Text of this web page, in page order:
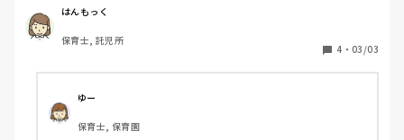
シフト数がかなり多いので、慣れるまで固定
勤務で働いてもいいと言ってもらえた
というかなり融通が効く点とやりたい事が叶
人はいいです
イプ。
士さんたちに仕事の相談をしたり、情報収集をしています。
保育士同士で話がしたくなった時、他にどのようなコミュニ
はんもっく
保育士, 託児所
4 ・ 03/03
ゆー
保育士, 保育園